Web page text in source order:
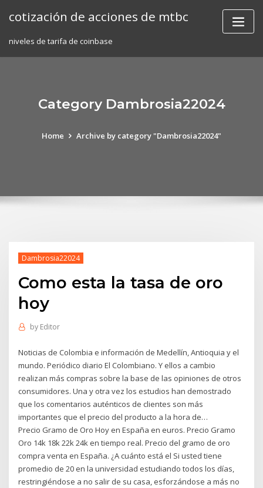
cotización de acciones de mtbc
niveles de tarifa de coinbase
Category Dambrosia22024
Home Archive by category "Dambrosia22024"
Dambrosia22024
Como esta la tasa de oro
hoy
by Editor
Noticias de Colombia e información de Medellín, Antioquia y el
mundo. Periódico diario El Colombiano. Y ellos a cambio
realizan más compras sobre la base de las opiniones de otros
consumidores. Una y otra vez los estudios han demostrado
que los comentarios auténticos de clientes son más
importantes que el precio del producto a la hora de…
Precio Gramo de Oro Hoy en España en euros. Precio Gramo
Oro 14k 18k 22k 24k en tiempo real. Precio del gramo de oro
compra venta en España. ¿A cuánto está el Si usted tiene
promedio de 20 en la universidad estudiando todos los días,
restringiéndose a no salir de su casa, esforzándose a más no